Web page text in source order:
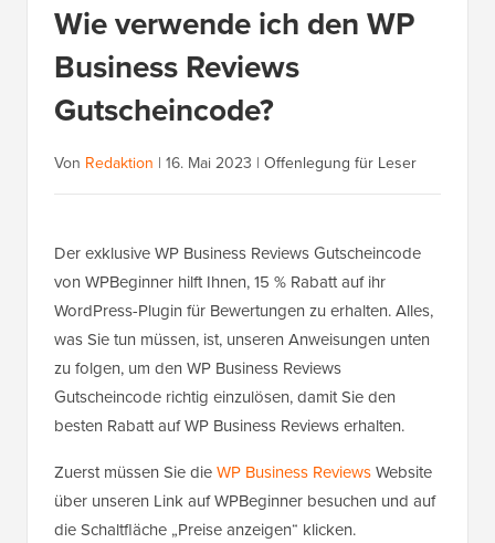
Wie verwende ich den WP
Business Reviews
Gutscheincode?
Von Redaktion | 16. Mai 2023 | Offenlegung für Leser
Der exklusive WP Business Reviews Gutscheincode
von WPBeginner hilft Ihnen, 15 % Rabatt auf ihr
WordPress-Plugin für Bewertungen zu erhalten. Alles,
was Sie tun müssen, ist, unseren Anweisungen unten
zu folgen, um den WP Business Reviews
Gutscheincode richtig einzulösen, damit Sie den
besten Rabatt auf WP Business Reviews erhalten.
Zuerst müssen Sie dieWP Business ReviewsWebsite
über unseren Link auf WPBeginner besuchen und auf
die Schaltfläche „Preise anzeigen“ klicken.